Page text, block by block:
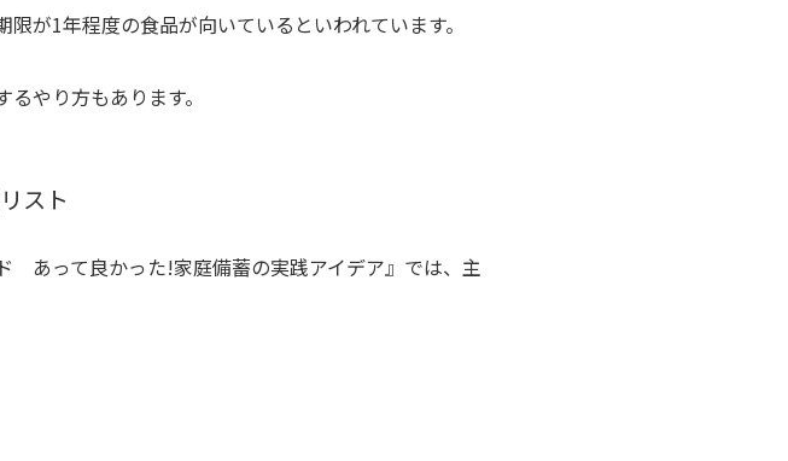
が1年程度の食品が向いているといわれています。
やり方もあります。
スト
あって良かった!家庭備蓄の実践アイデア』では、主